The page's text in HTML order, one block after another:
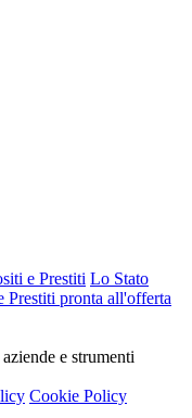
e Prestiti Lo Stato
Prestiti pronta all'offerta
e strumenti
Cookie Policy